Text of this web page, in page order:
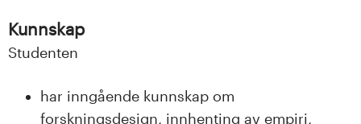
n
n
Kunnskap
Studenten
har inngående kunnskap om
forskningsdesign, innhenting av empiri,